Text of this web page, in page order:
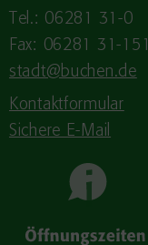
Tel.: 06281 31-0
Fax: 06281 31-151
stadt@buchen.de
Kontaktformular
Sichere E-Mail